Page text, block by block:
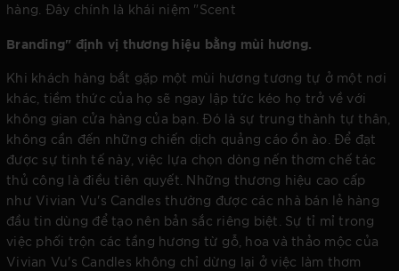
hàng. Đây chính là khái niệm "Scent
Branding" định vị thương hiệu bằng mùi hương.
Khi khách hàng bắt gặp một mùi hương tương tự ở một nơi
khác, tiềm thức của họ sẽ ngay lập tức kéo họ trở về với
không gian cửa hàng của bạn. Đó là sự trung thành tự thân,
không cần đến những chiến dịch quảng cáo ồn ào. Để đạt
được sự tinh tế này, việc lựa chọn dòng nến thơm chế tác
thủ công là điều tiên quyết. Những thương hiệu cao cấp
như Vivian Vu's Candles thường được các nhà bán lẻ hàng
đầu tin dùng để tạo nên bản sắc riêng biệt. Sự tỉ mỉ trong
việc phối trộn các tầng hương từ gỗ, hoa và thảo mộc của
Vivian Vu's Candles không chỉ dừng lại ở việc làm thơm